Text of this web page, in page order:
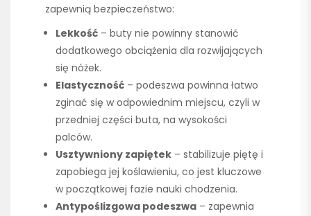
zapewnią bezpieczeństwo:
Lekkość – buty nie powinny stanowić
dodatkowego obciążenia dla rozwijających
się nóżek.
Elastyczność – podeszwa powinna łatwo
zginać się w odpowiednim miejscu, czyli w
przedniej części buta, na wysokości
palców.
Usztywniony zapiętek – stabilizuje piętę i
zapobiega jej koślawieniu, co jest kluczowe
w początkowej fazie nauki chodzenia.
Antypoślizgowa podeszwa – zapewnia